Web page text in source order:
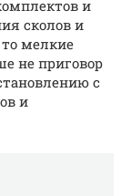
и
сколов и
мелкие
не приговор
с
и